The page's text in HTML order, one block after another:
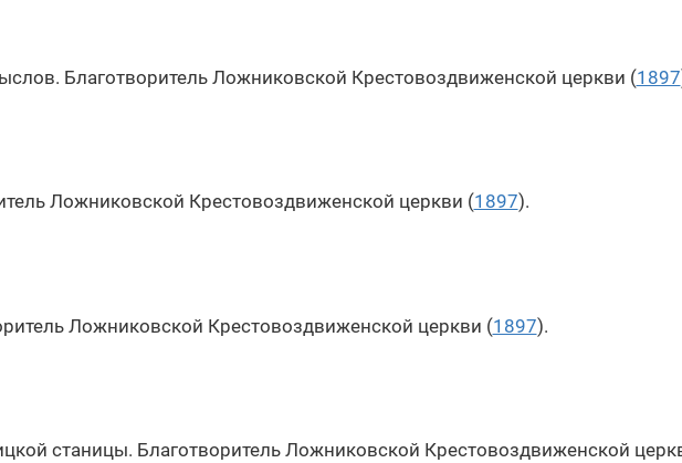
Благотворитель Ложниковской Крестовоздвиженской церкви (1897
Ложниковской Крестовоздвиженской церкви (1897).
Ложниковской Крестовоздвиженской церкви (1897).
станицы. Благотворитель Ложниковской Крестовоздвиженской